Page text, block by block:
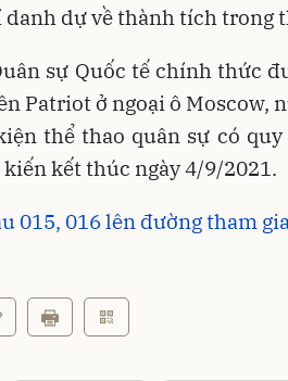
dự về thành tích trong
sự Quốc tế chính thức
Patriot ở ngoại ô Moscow,
thể thao quân sự có
kết thúc ngày 4/9/2021.
015, 016 lên đường tham